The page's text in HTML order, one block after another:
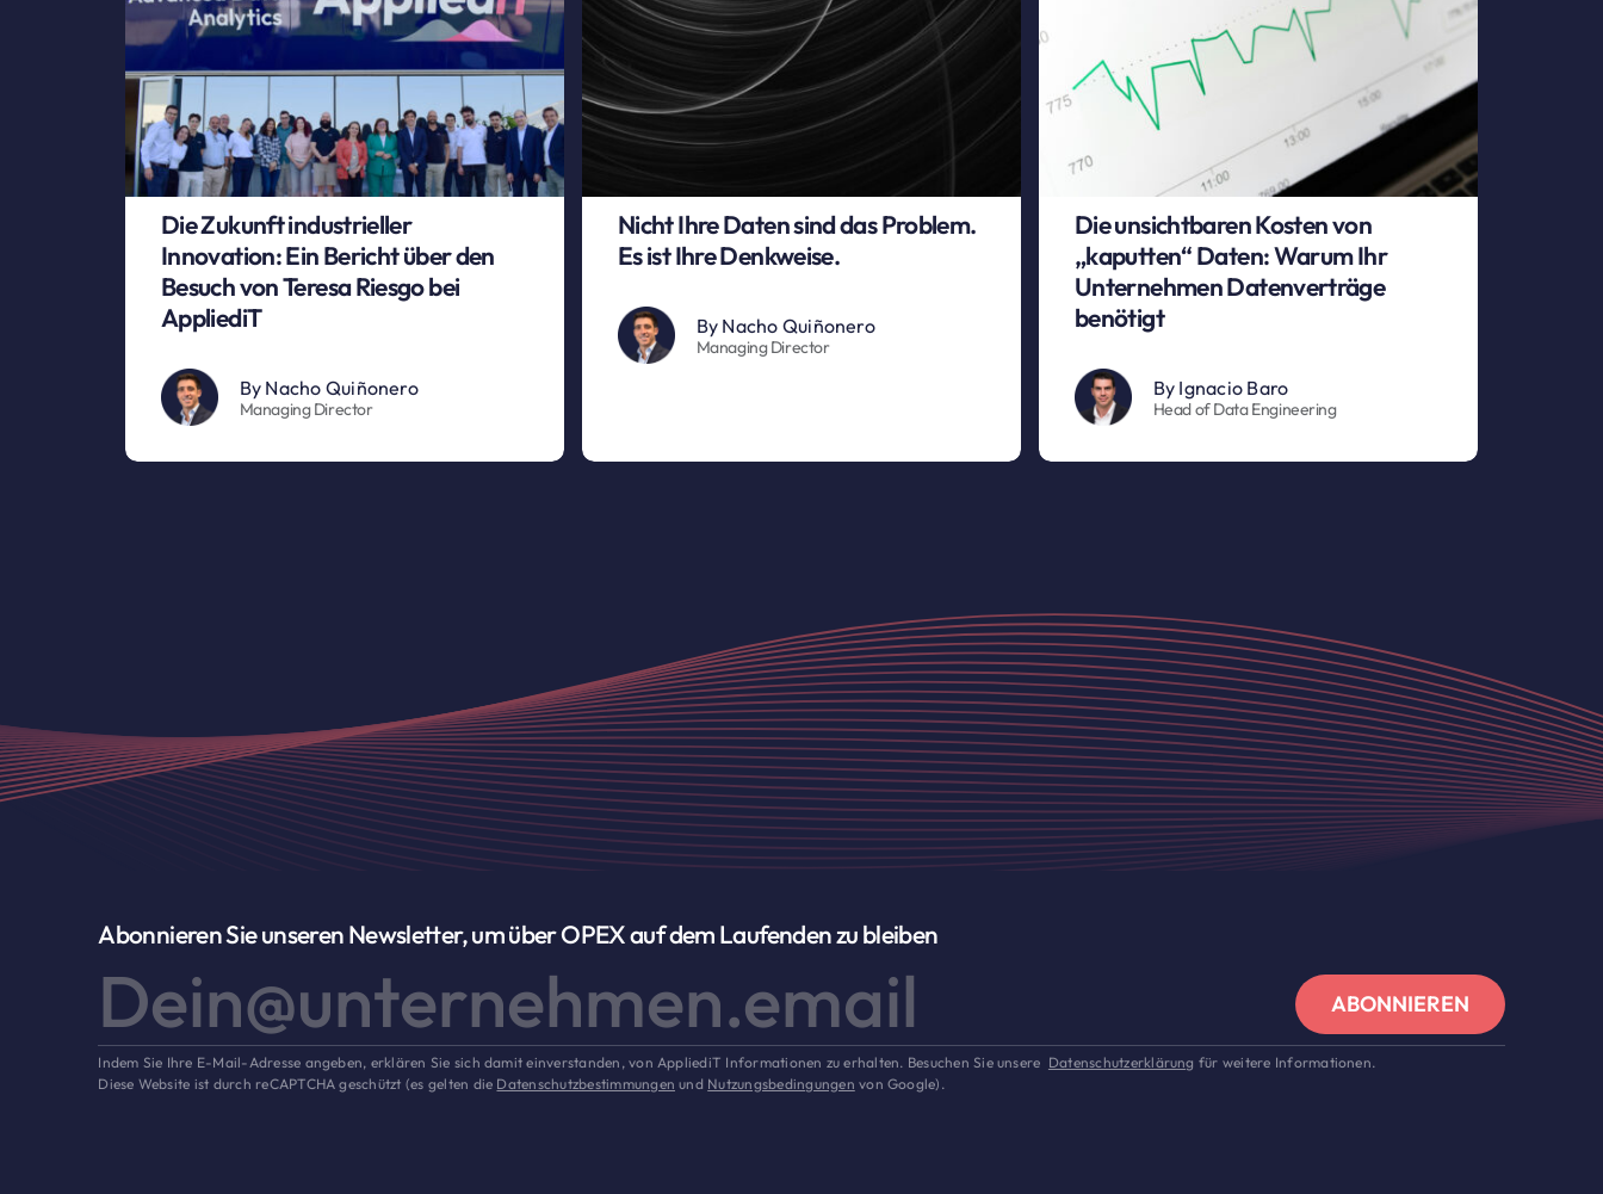
Die Zukunft industrieller
Innovation: Ein Bericht über den
Besuch von Teresa Riesgo bei
AppliediT
By Nacho Quiñonero
Managing Director
Nicht Ihre Daten sind das Problem.
Es ist Ihre Denkweise.
By Nacho Quiñonero
Managing Director
Die unsichtbaren Kosten von
„kaputten“ Daten: Warum Ihr
Unternehmen Datenverträge
benötigt
By Ignacio Baro
Head of Data Engineering
Abonnieren Sie unseren Newsletter, um über OPEX auf dem Laufenden zu bleiben
ABONNIEREN
Indem Sie Ihre E-Mail-Adresse angeben, erklären Sie sich damit einverstanden, von AppliediT Informationen zu erhalten. Besuchen Sie unsere Datenschutzerklärung für weitere Informationen.
Diese Website ist durch reCAPTCHA geschützt (es gelten die Datenschutzbestimmungen und Nutzungsbedingungen von Google).